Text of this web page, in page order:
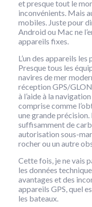
et presque tout le
inconvénients. Mais
mobiles. Juste pour
Android ou Mac ne
appareils fixes.
L’un des appareils
Presque tous les
navires de mer
réception GPS/
à l’aide à la
comprise comme
une grande
suffisamment de
autorisation sous-
rocher ou un autre
Cette fois, je ne vais
les données
avantages et des
appareils GPS, quel
les bateaux.